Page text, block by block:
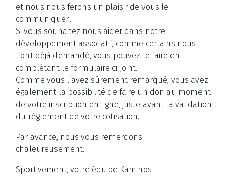
et nous nous ferons un plaisir de vous le
communiquer..
Si vous souhaitez nous aider dans notre
développement associatif, comme certains nous
l’ont déjà demandé, vous pouvez le faire en
complétant le formulaire ci-joint.
Comme vous l’avez sûrement remarqué, vous avez
également la possibilité de faire un don au moment
de votre inscription en ligne, juste avant la validation
du règlement de votre cotisation.
Par avance, nous vous remercions
chaleureusement.
Sportivement, votre équipe Kaminos